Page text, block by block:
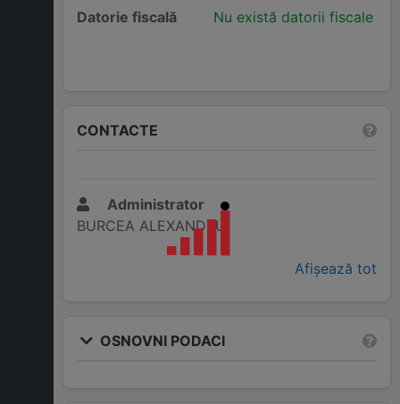
Datorie fiscală Nu există datorii fiscale
CONTACTE
Administrator
BURCEA ALEXANDRU
Afișează tot
OSNOVNI PODACI